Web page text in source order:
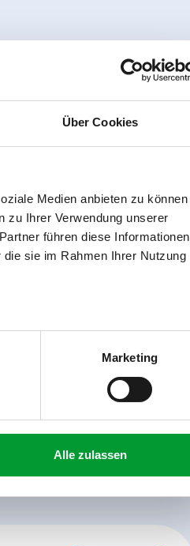
Über Cookies
Medien anbieten zu können
zu Ihrer Verwendung unserer
führen diese Informationen
sie im Rahmen Ihrer Nutzung
Marketing
Alle zulassen